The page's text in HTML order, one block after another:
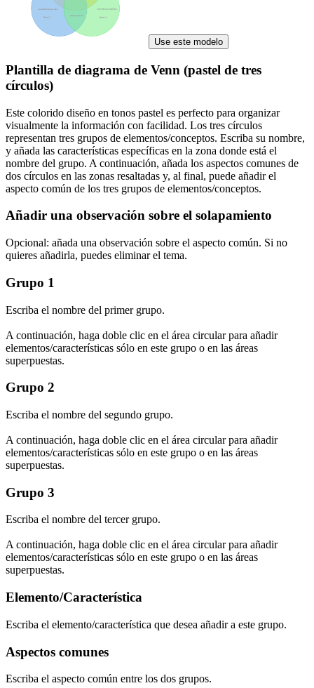
Use este modelo
Plantilla de diagrama de Venn (pastel de tres
círculos)
Este colorido diseño en tonos pastel es perfecto para organizar
visualmente la información con facilidad. Los tres círculos
representan tres grupos de elementos/conceptos. Escriba su nombre,
y añada las características específicas en la zona donde está el
nombre del grupo. A continuación, añada los aspectos comunes de
dos círculos en las zonas resaltadas y, al final, puede añadir el
aspecto común de los tres grupos de elementos/conceptos.
Añadir una observación sobre el solapamiento
Opcional: añada una observación sobre el aspecto común. Si no
quieres añadirla, puedes eliminar el tema.
Grupo 1
Escriba el nombre del primer grupo.
A continuación, haga doble clic en el área circular para añadir
elementos/características sólo en este grupo o en las áreas
superpuestas.
Grupo 2
Escriba el nombre del segundo grupo.
A continuación, haga doble clic en el área circular para añadir
elementos/características sólo en este grupo o en las áreas
superpuestas.
Grupo 3
Escriba el nombre del tercer grupo.
A continuación, haga doble clic en el área circular para añadir
elementos/características sólo en este grupo o en las áreas
superpuestas.
Elemento/Característica
Escriba el elemento/característica que desea añadir a este grupo.
Aspectos comunes
Escriba el aspecto común entre los dos grupos.